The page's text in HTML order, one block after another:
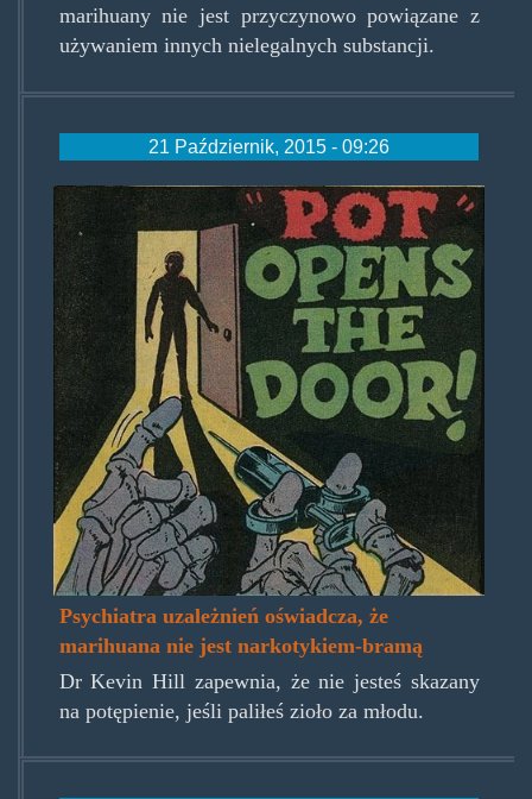
marihuany nie jest przyczynowo powiązane z
używaniem innych nielegalnych substancji.
21 Październik, 2015 - 09:26
marijuanagateway.jpg
Psychiatra uzależnień oświadcza, że
marihuana nie jest narkotykiem-bramą
Dr Kevin Hill zapewnia, że nie jesteś skazany
na potępienie, jeśli paliłeś zioło za młodu.